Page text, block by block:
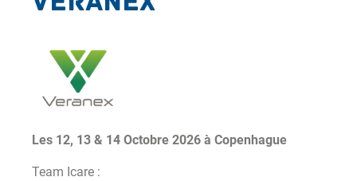
Les 12, 13 & 14 Octobre 2026 à Copenhague
Team Icare :